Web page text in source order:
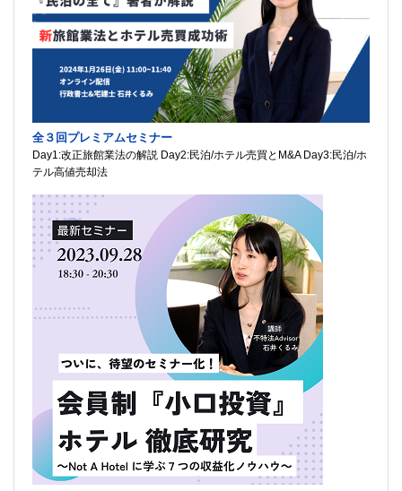
全３回プレミアムセミナー
Day1:改正旅館業法の解説 Day2:民泊/ホテル売買とM&A Day3:民泊/ホ
テル高値売却法